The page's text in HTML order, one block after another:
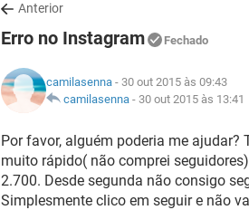
Anterior
Erro no Instagram Fechado
camilasenna - 30 out 2015 às 09:43
camilasenna - 30 out 2015 às 13:41
Por favor, alguém poderia me ajudar?
muito rápido( não comprei
2.700. Desde segunda não consigo
Simplesmente clico em seguir e não